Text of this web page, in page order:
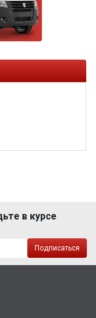
в курсе
Подписаться